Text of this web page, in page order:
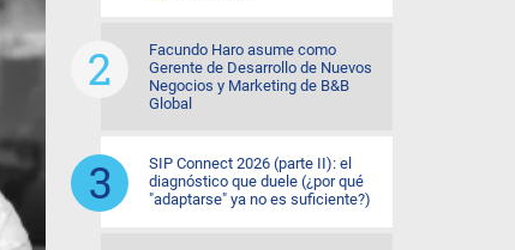
Facundo Haro asume como
Gerente de Desarrollo de Nuevos
Negocios y Marketing de B&B
Global
SIP Connect 2026 (parte II): el
diagnóstico que duele (¿por qué
"adaptarse" ya no es suficiente?)